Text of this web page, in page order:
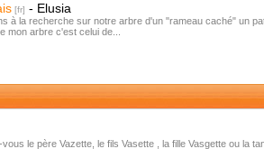
- Elusia
à la recherche sur notre arbre d'un "rameau caché" un
mon arbre c'est celui de...
le père Vazette, le fils Vasette , la fille Vasgette ou la